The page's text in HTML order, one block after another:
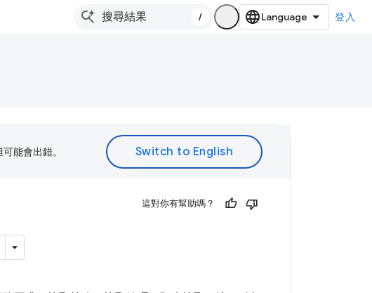
/ 登入
能會出錯。
這對你有幫助嗎？